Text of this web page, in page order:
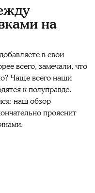
на
в свои
всего, замечали, что
Чаще всего наши
к полуправде.
наш обзор
прояснит